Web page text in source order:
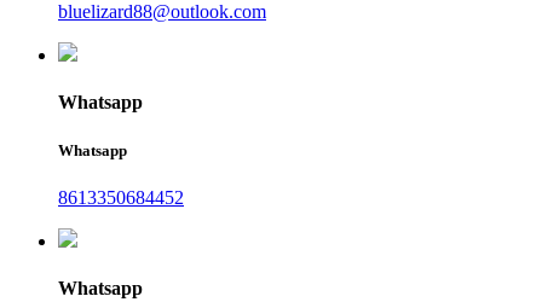
bluelizard88@outlook.com
Whatsapp
Whatsapp
8613350684452
Whatsapp